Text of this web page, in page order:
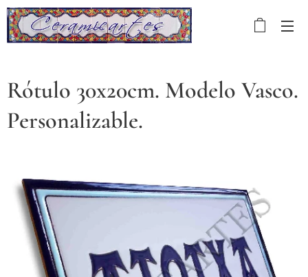
Rótulo 30x20cm. Modelo Vasco.
Personalizable.